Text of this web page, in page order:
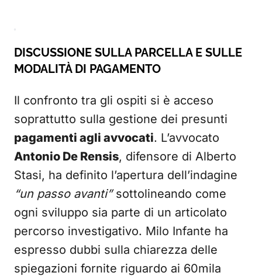
DISCUSSIONE SULLA PARCELLA E SULLE
MODALITÀ DI PAGAMENTO
Il confronto tra gli ospiti si è acceso
soprattutto sulla gestione dei presunti
pagamenti agli avvocati. L’avvocato
Antonio De Rensis, difensore di Alberto
Stasi, ha definito l’apertura dell’indagine
“un passo avanti”sottolineando come
ogni sviluppo sia parte di un articolato
percorso investigativo. Milo Infante ha
espresso dubbi sulla chiarezza delle
spiegazioni fornite riguardo ai 60mila